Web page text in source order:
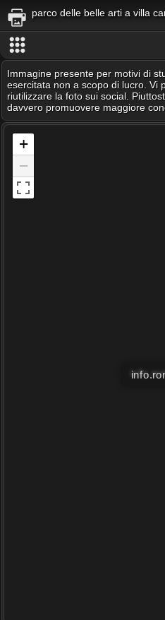
parco delle belle arti a villa
Immagine presente per motivi di
esercitata non a scopo di lucro. Vi
riutilizzare la foto sui social.
davvero promuovere maggiore
+
−